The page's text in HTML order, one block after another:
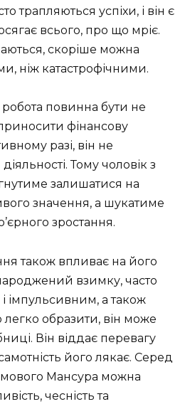
трапляються успіхи, і він є
всього, про що мріє.
скоріше можна
ніж катастрофічними.
повинна бути не
фінансову
разі, він не
Тому чоловік з
залишатися на
значення, а шукатиме
зростання.
також впливає на його
взимку, часто
імпульсивним, а також
образити, він може
Він віддає перевагу
його лякає. Серед
Мансура можна
чесність та